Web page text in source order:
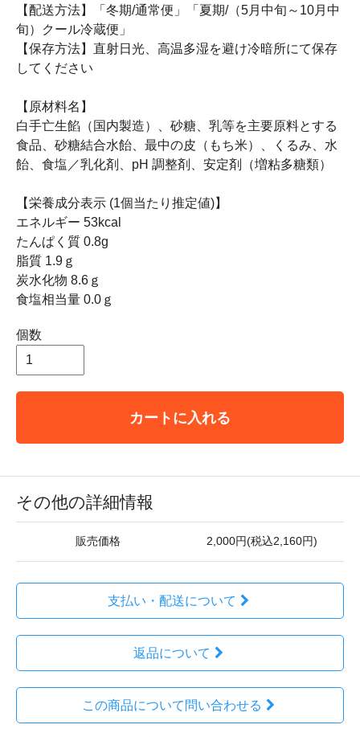
【配送方法】「冬期/通常便」「夏期/（5月中旬～10月中
旬）クール冷蔵便」
【保存方法】直射日光、高温多湿を避け冷暗所にて保存
してください
【原材料名】
白手亡生餡（国内製造）、砂糖、乳等を主要原料とする
食品、砂糖結合水飴、最中の皮（もち米）、くるみ、水
飴、食塩／乳化剤、pH 調整剤、安定剤（増粘多糖類）
【栄養成分表示 (1個当たり推定値)】
エネルギー 53kcal
たんぱく質 0.8g
脂質 1.9ｇ
炭水化物 8.6ｇ
食塩相当量 0.0ｇ
個数
カートに入れる
その他の詳細情報
販売価格 2,000円(税込2,160円)
支払い・配送について
返品について
この商品について問い合わせる